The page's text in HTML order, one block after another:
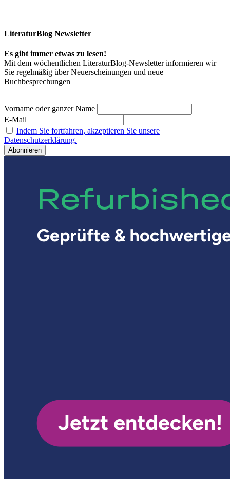
LiteraturBlog Newsletter
Es gibt immer etwas zu lesen!
Mit dem wöchentlichen LiteraturBlog-Newsletter informieren wir
Sie regelmäßig über Neuerscheinungen und neue
Buchbesprechungen
Vorname oder ganzer Name
E-Mail
Indem Sie fortfahren, akzeptieren Sie unsere
Datenschutzerklärung.